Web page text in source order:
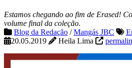
Estamos chegando ao fim de Erased!
volume final da coleção.
Blog da Redação /Mangás JBC
20.05.2019
Heila Lima